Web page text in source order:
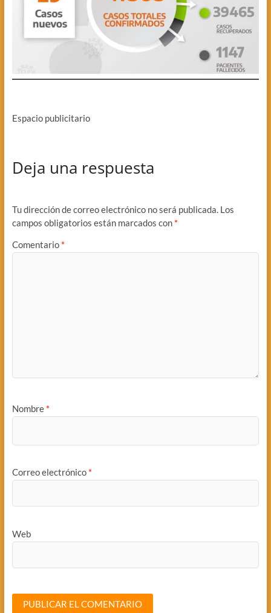
Espacio publicitario
Deja una respuesta
Tu dirección de correo electrónico no será publicada. Los
campos obligatorios están marcados con *
Comentario *
Nombre *
Correo electrónico *
Web